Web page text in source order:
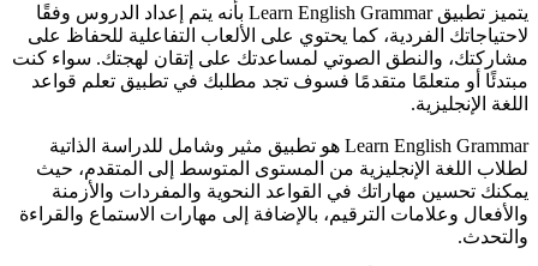
يتميز تطبيق Learn English Grammar بأنه يتم إعداد الدروس وفقًا
لاحتياجاتك الفردية، كما يحتوي على الألعاب التفاعلية للحفاظ على
مشاركتك، والنطق الصوتي لمساعدتك على إتقان لهجتك. سواء كنت
مبتدئًا أو متعلمًا متقدمًا فسوف تجد مطلبك في تطبيق تعلم قواعد
اللغة الإنجليزية.
Learn English Grammar هو تطبيق مثير وشامل للدراسة الذاتية
لطلاب اللغة الإنجليزية من المستوى المتوسط إلى المتقدم، حيث
يمكنك تحسين مهاراتك في القواعد النحوية والمفردات والأزمنة
والأفعال وعلامات الترقيم، بالإضافة إلى مهارات الاستماع والقراءة
والتحدث.